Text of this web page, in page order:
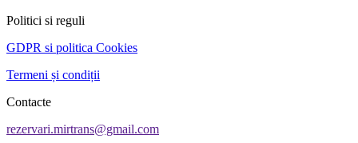
Politici si reguli
GDPR si politica Cookies
Termeni și condiții
Contacte
rezervari.mirtrans@gmail.com